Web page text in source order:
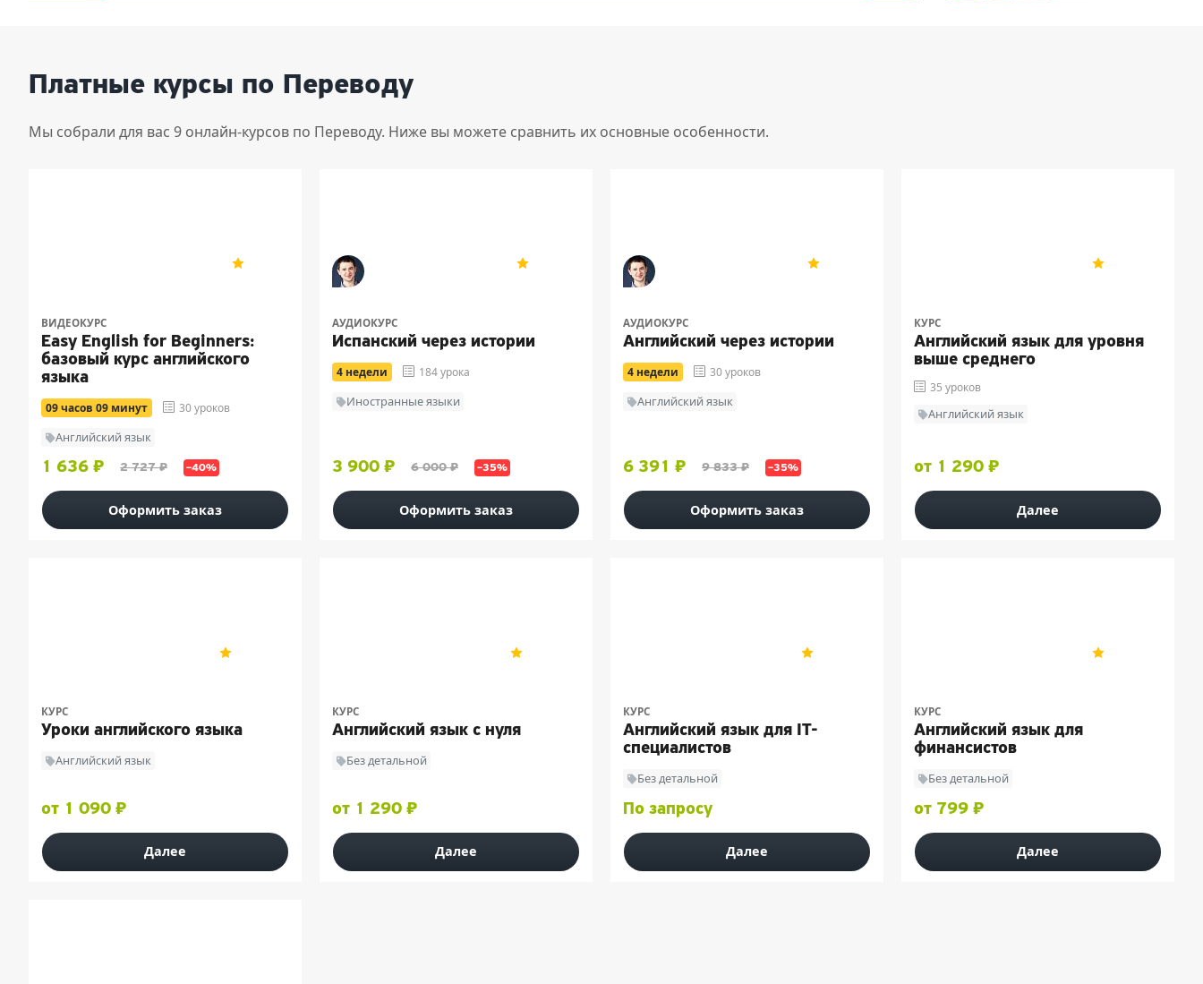
Платные курсы по Переводу
Мы собрали для вас 9 онлайн-курсов по Переводу. Ниже вы можете сравнить их основные особенности.
ВИДЕОКУРС
Easy English for Beginners:
базовый курс английского
языка
09 часов 09 минут 30 уроков
Английский язык
1 636 ₽ 2 727 ₽ –40%
Оформить заказ
АУДИОКУРС
Испанский через истории
4 недели 184 урока
Иностранные языки
3 900 ₽ 6 000 ₽ –35%
Оформить заказ
АУДИОКУРС
Английский через истории
4 недели 30 уроков
Английский язык
6 391 ₽ 9 833 ₽ –35%
Оформить заказ
КУРС
Английский язык для уровня
выше среднего
35 уроков
Английский язык
от 1 290 ₽
Далее
КУРС
Уроки английского языка
Английский язык
от 1 090 ₽
Далее
КУРС
Английский язык с нуля
Без детальной
от 1 290 ₽
Далее
КУРС
Английский язык для IT-
специалистов
Без детальной
По запросу
Далее
КУРС
Английский язык для
финансистов
Без детальной
от 799 ₽
Далее